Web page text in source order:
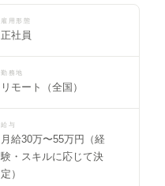
雇用形態
正社員
勤務地
リモート（全国）
給与
月給30万〜55万円（経
験・スキルに応じて決
定）